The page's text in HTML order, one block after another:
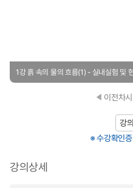
1강 흙 속의 물의 흐름(1) - 실내실험 및
이전차시
강
※ 수강확인
강의상세